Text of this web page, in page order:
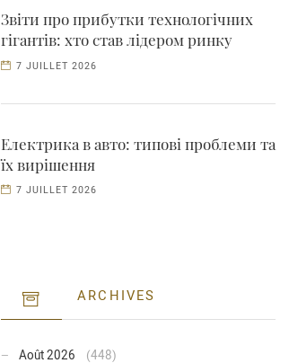
Звіти про прибутки технологічних
гігантів: хто став лідером ринку
7 JUILLET 2026
Електрика в авто: типові проблеми та
їх вирішення
7 JUILLET 2026
ARCHIVES
Août 2026
(448)